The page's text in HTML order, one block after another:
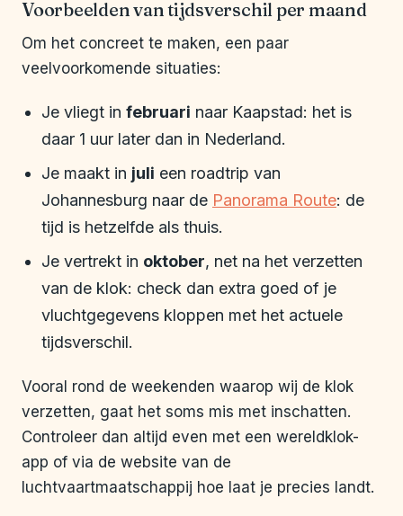
Voorbeelden van tijdsverschil per maand
Om het concreet te maken, een paar
veelvoorkomende situaties:
Je vliegt in februari naar Kaapstad: het is
daar 1 uur later dan in Nederland.
Je maakt in juli een roadtrip van
Johannesburg naar de Panorama Route: de
tijd is hetzelfde als thuis.
Je vertrekt in oktober, net na het verzetten
van de klok: check dan extra goed of je
vluchtgegevens kloppen met het actuele
tijdsverschil.
Vooral rond de weekenden waarop wij de klok
verzetten, gaat het soms mis met inschatten.
Controleer dan altijd even met een wereldklok-
app of via de website van de
luchtvaartmaatschappij hoe laat je precies landt.